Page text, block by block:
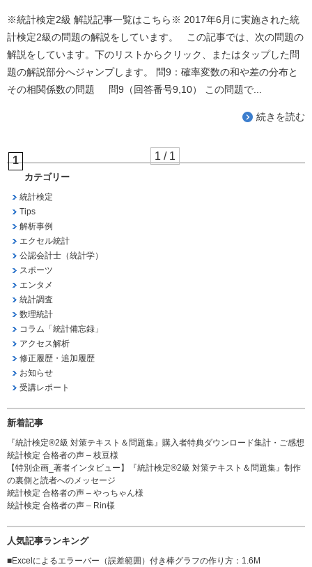
※統計検定2級 解説記事一覧はこちら※ 2017年6月に実施された統
計検定2級の問題の解説をしています。 この記事では、次の問題の
解説をしています。下のリストからクリック、またはタップした問
題の解説部分へジャンプします。 問9：確率変数の和や差の分布と
その相関係数の問題 問9（回答番号9,10） この問題で...
続きを読む
1 / 1
1
カテゴリー
統計検定
Tips
解析事例
エクセル統計
公認会計士（統計学）
スポーツ
エンタメ
統計調査
数理統計
コラム「統計備忘録」
アクセス解析
修正履歴・追加履歴
お知らせ
受講レポート
新着記事
『統計検定®2級 対策テキスト＆問題集』購入者特典ダウンロード集計・ご感想
統計検定 合格者の声 – 枝豆様
【特別企画_著者インタビュー】『統計検定®2級 対策テキスト＆問題集』制作
の裏側と読者へのメッセージ
統計検定 合格者の声 – やっちゃん様
統計検定 合格者の声 – Rin様
人気記事ランキング
■Excelによるエラーバー（誤差範囲）付き棒グラフの作り方 ：1.6M